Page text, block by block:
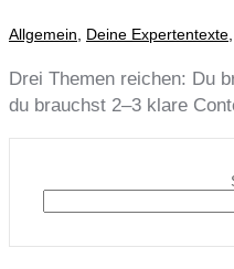
Allgemein Deine Expertentexte
Drei Themen reichen: Du
du brauchst 2–3 klare